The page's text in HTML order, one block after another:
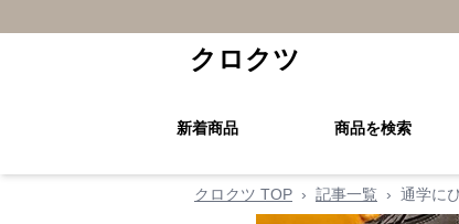
クロクツ
新着商品 商品を検索
クロクツ TOP › 記事一覧 › 通学に